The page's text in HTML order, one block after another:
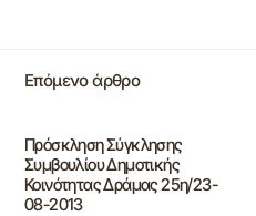
Επόμενο άρθρο
Πρόσκληση Σύγκλησης
Συμβουλίου Δημοτικής
Κοινότητας Δράμας 25η/23-
08-2013